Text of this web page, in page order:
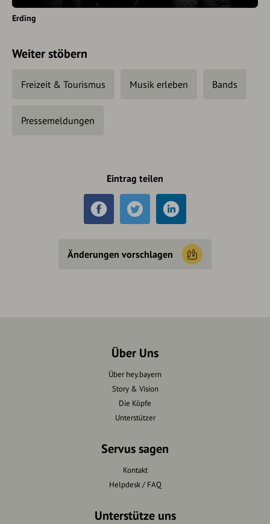
Erding
Weiter stöbern
Freizeit & Tourismus Musik erleben Bands
Pressemeldungen
Eintrag teilen
Änderungen vorschlagen
Über Uns
Über hey.bayern
Story & Vision
Die Köpfe
Unterstützer
Servus sagen
Kontakt
Helpdesk / FAQ
Unterstütze uns